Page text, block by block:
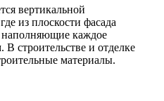
вертикальной
из плоскости фасада
каждое
строительстве и отделке
материалы.